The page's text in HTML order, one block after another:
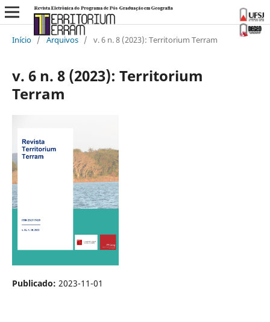
Início / Arquivos / v. 6 n. 8 (2023): Territorium Terram
v. 6 n. 8 (2023): Territorium
Terram
Publicado: 2023-11-01